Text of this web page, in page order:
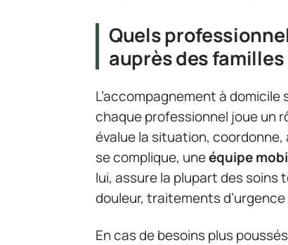
Quels
auprès des familles
L’accompagnement à
chaque professionnel joue un
évalue la situation,
se complique, uneéquipe
lui, assure la plupart des
douleur, traitements d’urgence
En cas de besoins plus